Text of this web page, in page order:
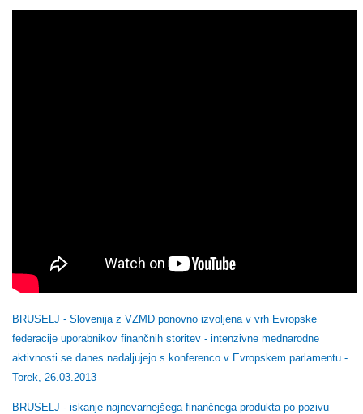
BRUSELJ - Slovenija z VZMD ponovno izvoljena v vrh Evropske
federacije uporabnikov finančnih storitev - intenzivne mednarodne
aktivnosti se danes nadaljujejo s konferenco v Evropskem parlamentu -
Torek, 26.03.2013
BRUSELJ - iskanje najnevarnejšega finančnega produkta po pozivu